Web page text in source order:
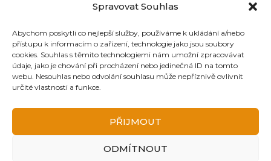
Spravovat Souhlas
Abychom poskytli co nejlepší služby, používáme k ukládání a/nebo
přístupu k informacím o zařízení, technologie jako jsou soubory
cookies. Souhlas s těmito technologiemi nám umožní zpracovávat
údaje, jako je chování při procházení nebo jedinečná ID na tomto
webu. Nesouhlas nebo odvolání souhlasu může nepříznivě ovlivnit
určité vlastnosti a funkce.
PŘIJMOUT
ODMÍTNOUT
Zbraně
Náboje
Reloading
Doplňky